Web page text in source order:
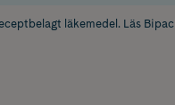
läkemedel. Läs